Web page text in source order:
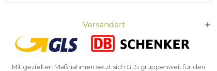
Versandart
Mit gezielten Maßnahmen setzt sich GLS gruppenweit für den